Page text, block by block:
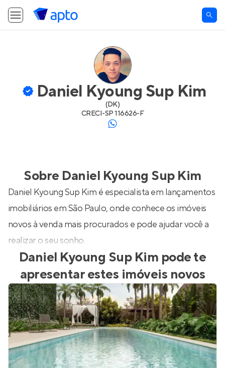
Daniel Kyoung Sup Kim
(DK)
CRECI-SP 116626-F
Sobre Daniel Kyoung Sup Kim
Daniel Kyoung Sup Kim é especialista em lançamentos
imobiliários em São Paulo, onde conhece os imóveis
novos à venda mais procurados e pode ajudar você a
realizar o seu sonho.
Daniel Kyoung Sup Kim pode te
apresentar estes imóveis novos